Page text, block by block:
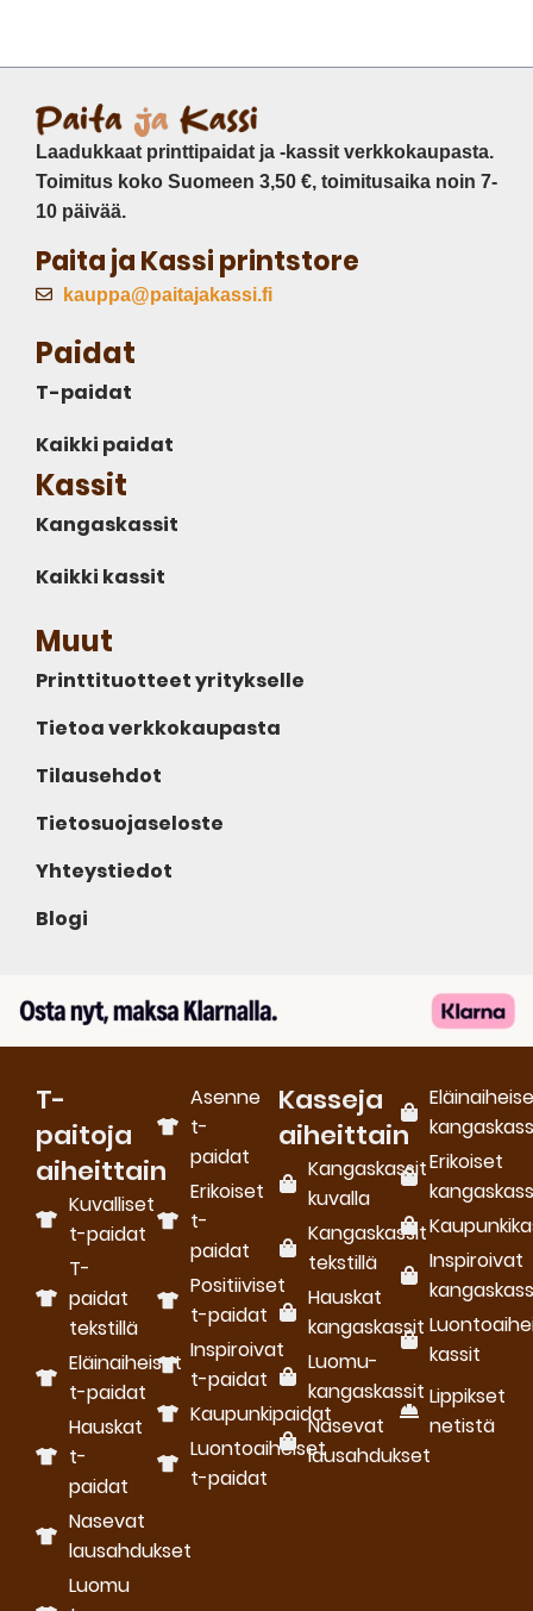
Laadukkaat printtipaidat ja -kassit verkkokaupasta.
Toimitus koko Suomeen 3,50 €, toimitusaika noin 7-
10 päivää.
Paita ja Kassi printstore
kauppa@paitajakassi.fi
Paidat
T-paidat
Kaikki paidat
Kassit
Kangaskassit
Kaikki kassit
Muut
Printtituotteet yritykselle
Tietoa verkkokaupasta
Tilausehdot
Tietosuojaseloste
Yhteystiedot
Blogi
T-
paitoja
aiheittain
Kuvalliset
t-paidat
T-
paidat
tekstillä
Eläinaiheiset
t-paidat
Hauskat
t-
paidat
Nasevat
lausahdukset
Luomu
Asenne
t-
paidat
Erikoiset
t-
paidat
Positiiviset
t-paidat
Inspiroivat
t-paidat
Kaupunkipaidat
Luontoaiheiset
t-paidat
Kasseja
aiheittain
Kangaskassit
kuvalla
Kangaskassit
tekstillä
Hauskat
kangaskassit
Luomu­
kangaskassit
Nasevat
lausahdukset
Erikoiset
Inspiroivat
kassit
Lippikset
netistä